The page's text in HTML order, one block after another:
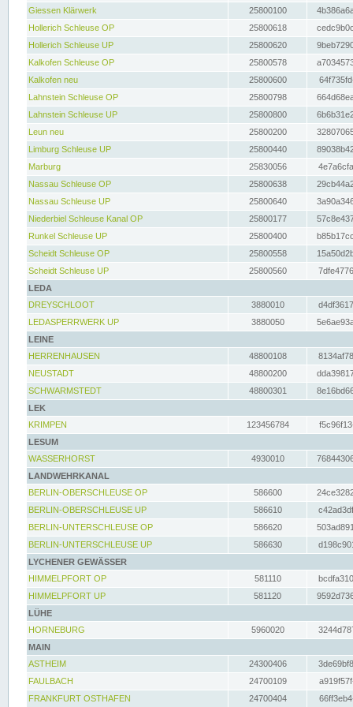
Giessen Klärwerk 25800100
Hollerich Schleuse OP
25800618
Hollerich Schleuse UP
25800620
Kalkofen Schleuse OP
25800578
Kalkofen neu
25800600
Lahnstein Schleuse OP
25800798
Lahnstein Schleuse UP
25800800
Leun neu
25800200
Limburg Schleuse UP
25800440
Marburg
25830056
Nassau Schleuse OP
25800638
Nassau Schleuse UP
25800640
Niederbiel Schleuse Kanal OP
25800177
Runkel Schleuse UP
25800400
Scheidt Schleuse OP
25800558
Scheidt Schleuse UP
25800560
LEDA
DREYSCHLOOT
3880010
LEDASPERRWERK UP
3880050
LEINE
HERRENHAUSEN
48800108
NEUSTADT
48800200
SCHWARMSTEDT
48800301
LEK
KRIMPEN
123456784
LESUM
WASSERHORST
4930010
LANDWEHRKANAL
BERLIN-OBERSCHLEUSE OP
586600
BERLIN-OBERSCHLEUSE UP
586610
BERLIN-UNTERSCHLEUSE OP
586620
BERLIN-UNTERSCHLEUSE UP
586630
LYCHENER GEWÄSSER
HIMMELPFORT OP
581110
HIMMELPFORT UP
581120
LÜHE
HORNEBURG
5960020
MAIN
ASTHEIM
24300406
FAULBACH
24700109
FRANKFURT OSTHAFEN
24700404